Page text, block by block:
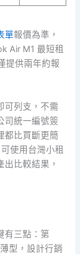
單報價為準，
Air M1 最短租
提供兩年約報
可列支，不需
司統一編號簽
都比買斷更簡
使用台灣小租
出比較結果，
有三點：第
型，設計行銷